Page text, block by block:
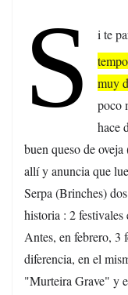
S i te
muy
poco
hace
buen queso de
allí y anuncia que
Serpa (Brinches)
historia : 2
Antes, en febrero, 3
diferencia, en el
"Murteira Grave" y